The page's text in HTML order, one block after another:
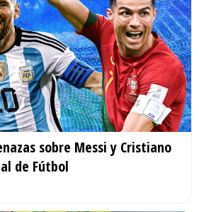
sobre Messi y Cristiano
de Fútbol